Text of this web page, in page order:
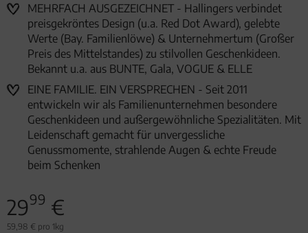
MEHRFACH AUSGEZEICHNET - Hallingers verbindet
preisgekröntes Design (u.a. Red Dot Award), gelebte
Werte (Bay. Familienlöwe) & Unternehmertum (Großer
Preis des Mittelstandes) zu stilvollen Geschenkideen.
Bekannt u.a. aus BUNTE, Gala, VOGUE & ELLE
EINE FAMILIE. EIN VERSPRECHEN - Seit 2011
entwickeln wir als Familienunternehmen besondere
Geschenkideen und außergewöhnliche Spezialitäten. Mit
Leidenschaft gemacht für unvergessliche
Genussmomente, strahlende Augen & echte Freude
beim Schenken
2999 €
59,98 € pro 1kg